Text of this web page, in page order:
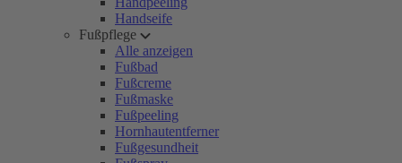
Handseife
Fußpflege
Alle anzeigen
Fußbad
Fußcreme
Fußmaske
Fußpeeling
Hornhautentferner
Fußgesundheit